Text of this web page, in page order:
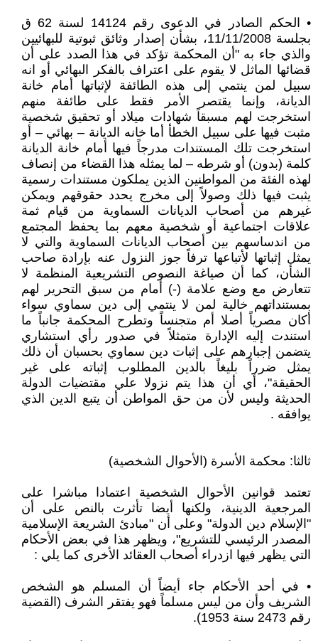
• الحكم الصادر في الدعوى رقم 14124 لسنة 62 ق
بجلسة 11/11/2008، بشأن إصدار وثائق ثبوتية للبهائيين
والذي جاء به "أن المحكمة تؤكد في هذا الصدد على أن
قضائها الماثل لا يقوم على اعتراف بالفكر البهائي أو انه
سبيل لمن ينتمي إلى هذه الطائفة لإثباتها أمام خانة
الديانة، وإنما يقتصر الأمر فقط على طائفة منهم
استخرجت لهم مسبقاً شهادات ميلاد أو تحقيق شخصية
مثبت فيها على سبيل الخطأ أما خانه الديانة – بهائي – أو
استخرجت تلك المستندات مدرجاً فيها أمام خانة الديانة
كلمة (بدون) أو شرطه – لما يمثله هذا القضاء من إنصاف
لهذه الفئة من المواطنين الذين يملكون مستندات رسمية
يثبت فيها ذلك وصولاً إلى مخرج يحدد حقوقهم ويمكن
غيرهم من أصحاب الديانات السماوية من قيام ثمة
علاقات اجتماعية أو شخصية معهم بما يحفظ المجتمع
من اندساسهم بين أصحاب الديانات السماوية والتي لا
يمثل إثباتها لأتباعها ترفاً جوز النزول عنه بإرادة صاحب
الشأن، كما أن صياغة النصوص التشريعية المنظمة لا
تتعارض مع وضع علامة (-) أمام من سبق التحرير لهم
بمستنداتهم خالية لمن لا ينتمي إلى دين سماوي سواء
أكان مصرياً أصلا أم متجنساً وتطرح المحكمة جانباً ما
استندت إليه الإدارة متمثلاً في صدور رأي استشاري
يتضمن إجبارهم على إثبات دين سماوي بحسبان أن ذلك
يمثل ضرراً بليغاً بالدين المطلوب إثباته على غير
الحقيقة"، أي أن هذا يتم نزولا علي مقتضيات الدولة
الحديثة وليس لأن من حق المواطن أن يتبع الدين الذي
يوافقه .
ثالثا: محكمة الأسرة (الأحوال الشخصية)
تعتمد قوانين الأحوال الشخصية اعتمادا مباشرا على
المرجعية الدينية، ولكنها أيضا تأثرت بالنص على أن
"الإسلام دين الدولة" وعلى أن "مبادئ الشريعة الإسلامية
المصدر الرئيسي للتشريع"، ويظهر هذا في بعض الأحكام
التي يظهر فيها ازدراء أصحاب العقائد الأخرى كما يلي :
• في أحد الأحكام جاء أيضاً أن المسلم هو الشخص
الشريف وأن من ليس مسلماً فهو يفتقر الشرف (القضية
رقم 2473 سنة 1953).